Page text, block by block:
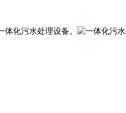
化污水处理设备。